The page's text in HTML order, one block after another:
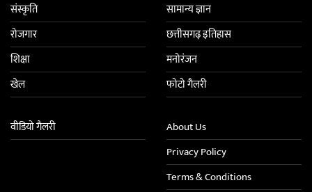
संस्कृति
रोजगार
शिक्षा
खेल
सामान्य ज्ञान
छत्तीसगढ़ इतिहास
मनोरंजन
फोटो गैलरी
वीडियो गैलरी
About Us
Privacy Policy
Terms & Conditions